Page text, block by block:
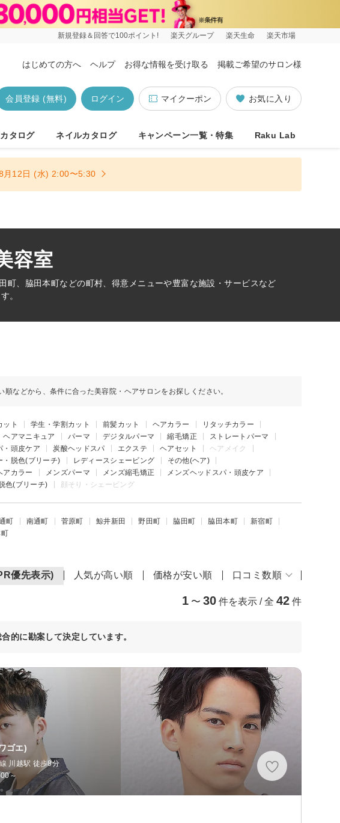
新規登録＆回答で100ポイント! 楽天グループ 楽天生命 楽天市場
はじめての方へ ヘルプ お得な情報を受け取る 掲載ご希望のサロン様
お気に入り
マイクーポン
ログイン
会員登録 (無料)
タログ ネイルカタログ キャンペーン一覧・特集 Raku Lab
月12日 (水) 2:00〜5:30
容室
、脇田本町などの町村、得意メニューや豊富な施設・サービスなど
。
順などから、条件に合った美容院・ヘアサロンをお探しください。
ット 学生・学割カット 前髪カット ヘアカラー
リタッチカラー
ヘアマニキュア パーマ デジタルパーマ 縮毛矯正
ストレートパーマ
・頭皮ケア 炭酸ヘッドスパ エクステ ヘアセット
ヘアメイク
・脱色(ブリーチ) レディースシェービング
その他(ヘア)
アカラー メンズパーマ メンズ縮毛矯正
メンズヘッドスパ・頭皮ケア
色(ブリーチ)
顔そり・シェービング
町 南通町 菅原町 鯨井新田 野田町 脇田町 脇田本町
新宿町
優先表示) 人気が高い順 価格が安い順 口コミ数順
1 〜 30 件を表示 / 全 42 件
的に勘案して決定しています。
ゴエ)
川越駅 徒歩8分
～